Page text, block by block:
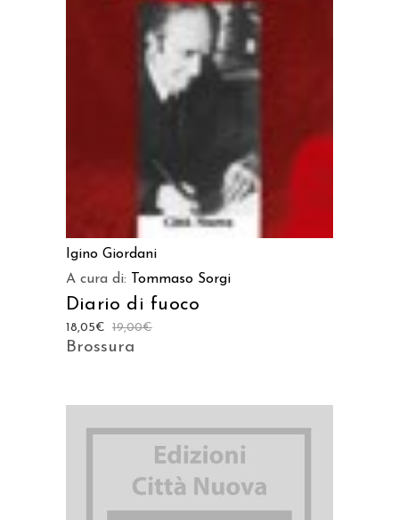
AGGIUNGI AL CARRELLO
Igino Giordani
A cura di: Tommaso Sorgi
Diario di fuoco
19,00€
18,05€
Brossura